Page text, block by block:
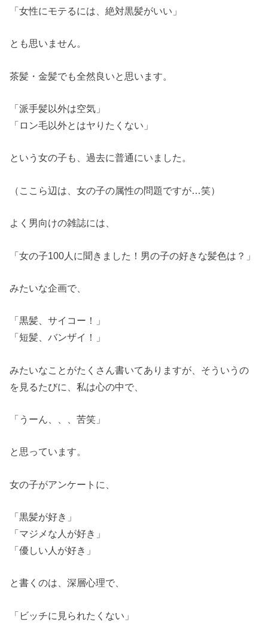
「女性にモテるには、絶対黒髪がいい」
とも思いません。
茶髪・金髪でも全然良いと思います。
「派手髪以外は空気」
「ロン毛以外とはヤりたくない」
という女の子も、過去に普通にいました。
（ここら辺は、女の子の属性の問題ですが…笑）
よく男向けの雑誌には、
「女の子100人に聞きました！男の子の好きな髪色は？」
みたいな企画で、
「黒髪、サイコー！」
「短髪、バンザイ！」
みたいなことがたくさん書いてありますが、そういうの
を見るたびに、私は心の中で、
「うーん、、、苦笑」
と思っています。
女の子がアンケートに、
「黒髪が好き」
「マジメな人が好き」
「優しい人が好き」
と書くのは、深層心理で、
「ビッチに見られたくない」